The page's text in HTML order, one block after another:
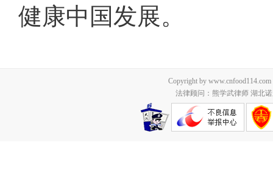
健康中国发展。
Copyright by
法律顾问：熊学武律师 湖北